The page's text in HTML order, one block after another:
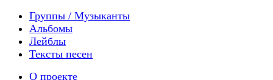
Группы / Музыканты
Альбомы
Лейблы
Тексты песен
О проекте